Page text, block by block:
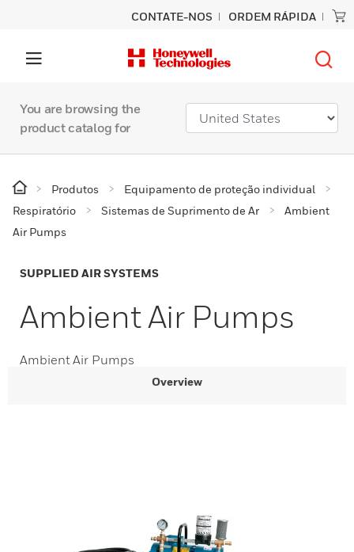
CONTATE-NOS ORDEM RÁPIDA
You are browsing the
product catalog for
Produtos
Equipamento de proteção individual
Respiratório
Sistemas de Suprimento de Ar
Ambient
Air Pumps
SUPPLIED AIR SYSTEMS
Ambient Air Pumps
Ambient Air Pumps
Overview